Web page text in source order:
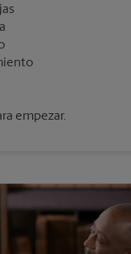
empezar.